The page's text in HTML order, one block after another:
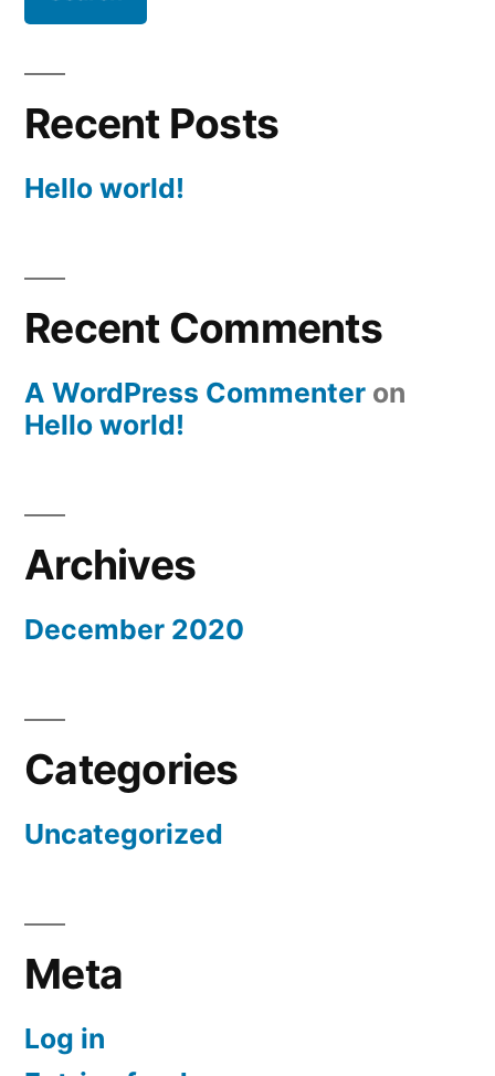
Recent Posts
Hello world!
Recent Comments
A WordPress Commenter on
Hello world!
Archives
December 2020
Categories
Uncategorized
Meta
Log in